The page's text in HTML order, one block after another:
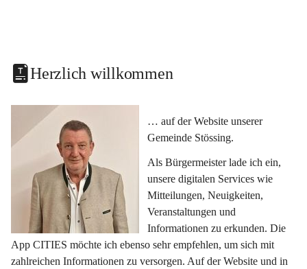
Herzlich willkommen
… auf der Website unserer
Gemeinde Stössing.
Als Bürgermeister lade ich ein,
unsere digitalen Services wie
Mitteilungen, Neuigkeiten,
Veranstaltungen und
Informationen zu erkunden. Die
App CITIES möchte ich ebenso sehr empfehlen, um sich mit
zahlreichen Informationen zu versorgen. Auf der Website und in